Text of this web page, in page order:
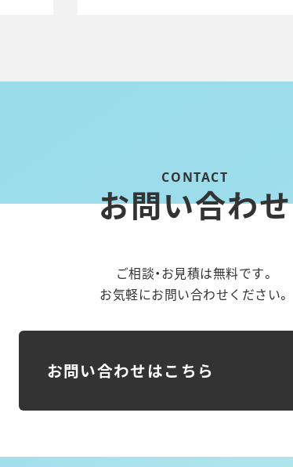
お問い合わせ
ご相談・お見積は無料です。
お気軽にお問い合わせください。
お問い合わせはこちら